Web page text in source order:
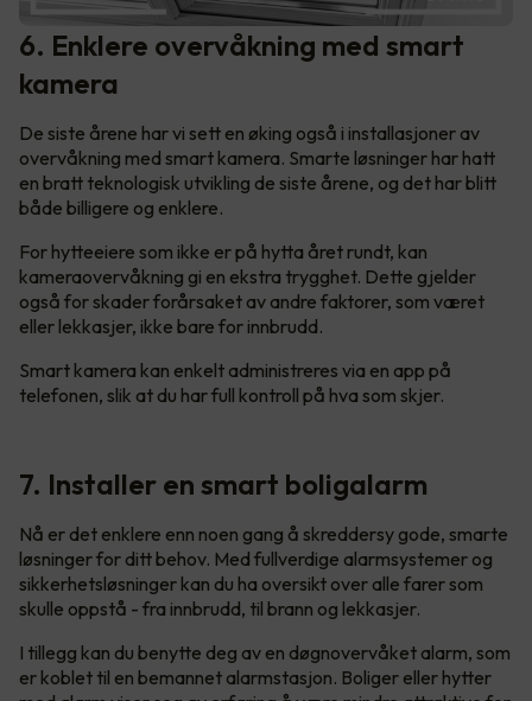
6. Enklere overvåkning med smart
kamera
De siste årene har vi sett en øking også i installasjoner av
overvåkning med smart kamera. Smarte løsninger har hatt
en bratt teknologisk utvikling de siste årene, og det har blitt
både billigere og enklere.
For hytteeiere som ikke er på hytta året rundt, kan
kameraovervåkning gi en ekstra trygghet. Dette gjelder
også for skader forårsaket av andre faktorer, som været
eller lekkasjer, ikke bare for innbrudd.
Smart kamera kan enkelt administreres via en app på
telefonen, slik at du har full kontroll på hva som skjer.
7. Installer en smart boligalarm
Nå er det enklere enn noen gang å skreddersy gode, smarte
løsninger for ditt behov. Med fullverdige alarmsystemer og
sikkerhetsløsninger kan du ha oversikt over alle farer som
skulle oppstå - fra innbrudd, til brann og lekkasjer.
I tillegg kan du benytte deg av en døgnovervåket alarm, som
er koblet til en bemannet alarmstasjon. Boliger eller hytter